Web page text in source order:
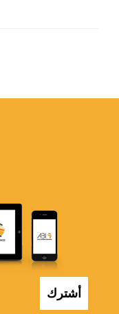
أشترك